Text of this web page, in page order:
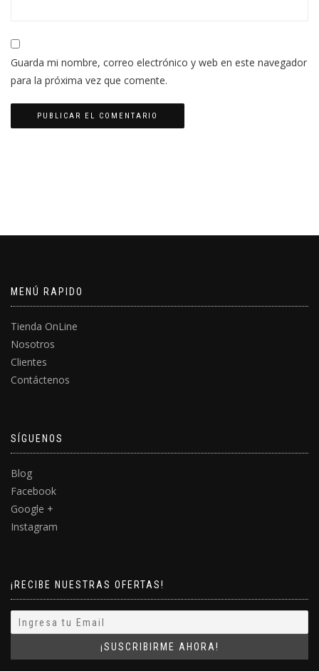
Guarda mi nombre, correo electrónico y web en este navegador
para la próxima vez que comente.
MENÚ RAPIDO
Tienda OnLine
Nosotros
Clientes
Contáctenos
SÍGUENOS
Blog
Facebook
Google +
Instagram
¡RECIBE NUESTRAS OFERTAS!